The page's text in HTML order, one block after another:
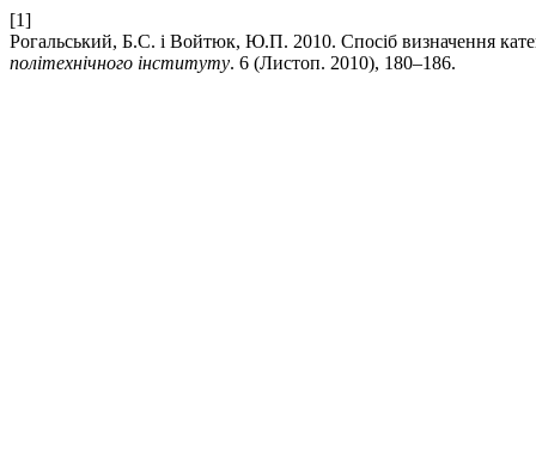
[1]
Рогальський, Б.С. і Войтюк, Ю.П. 2010. Спосіб визначення
політехнічного інституту. 6 (Листоп. 2010), 180–186.